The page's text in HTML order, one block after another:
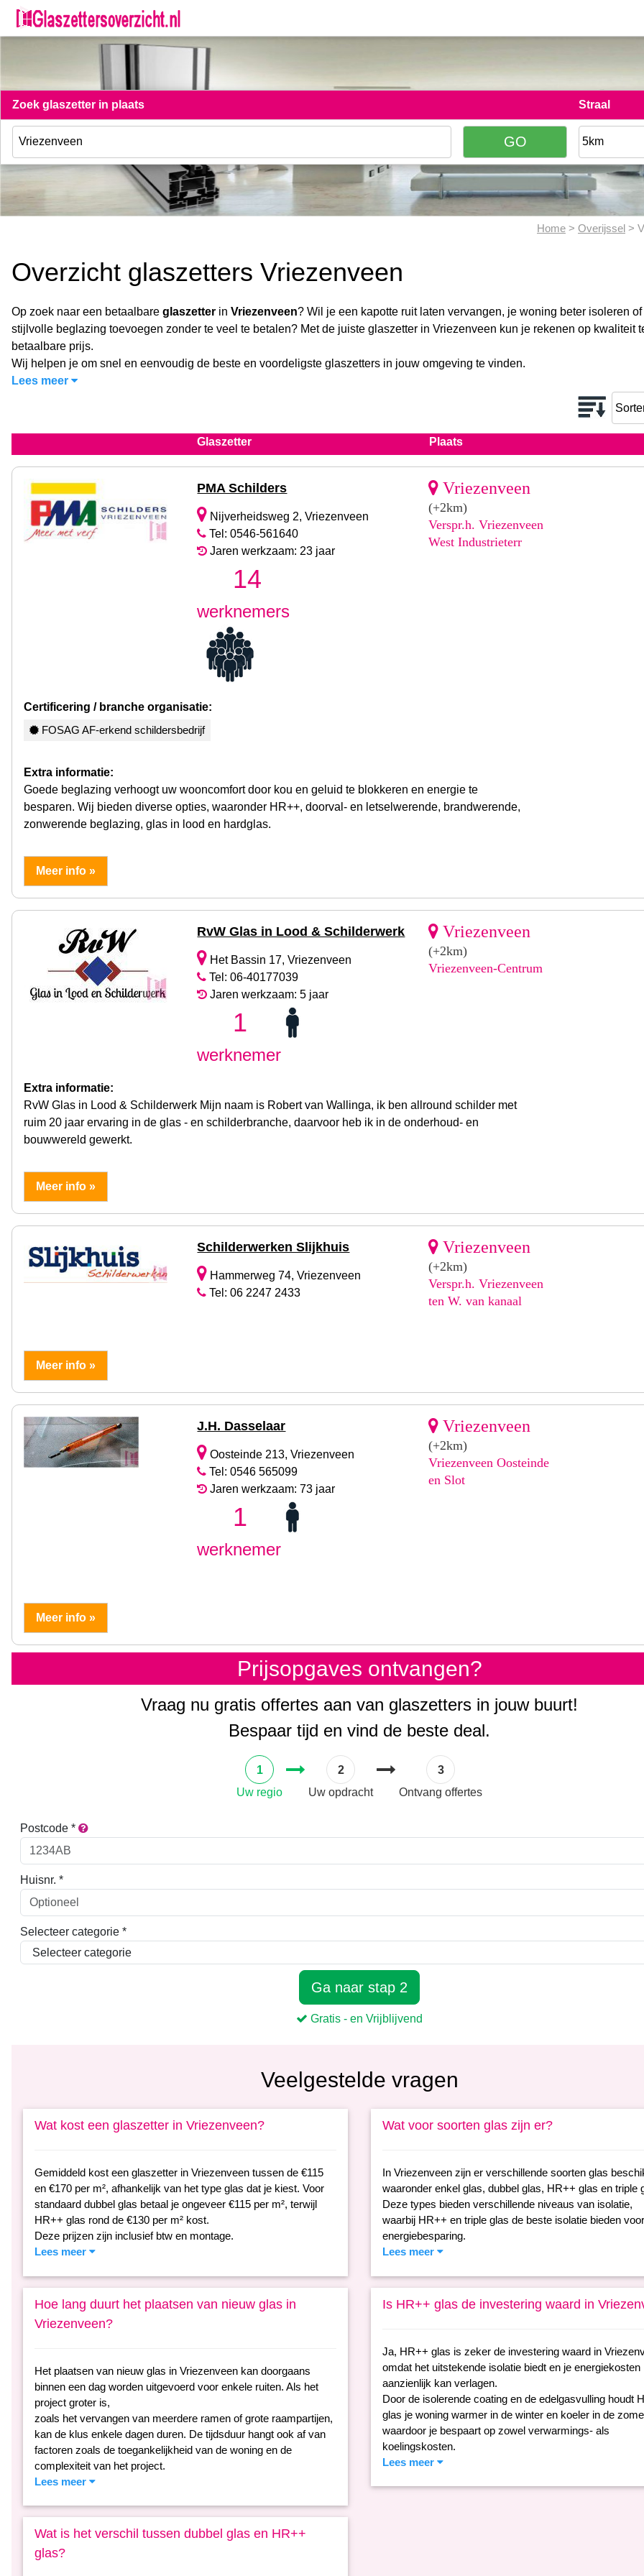
Zoek glaszetter in plaats Straal
Home > Overijssel >
Overzicht glaszetters Vriezenveen
Op zoek naar een betaalbare glaszetter in Vriezenveen? Wil je een kapotte ruit laten vervangen, je woning beter isoleren
stijlvolle beglazing toevoegen zonder te veel te betalen? Met de juiste glaszetter in Vriezenveen kun je rekenen op kwaliteit
betaalbare prijs.
Wij helpen je om snel en eenvoudig de beste en voordeligste glaszetters in jouw omgeving te vinden.
Lees meer
Glaszetter Plaats
PMA Schilders
Nijverheidsweg 2, Vriezenveen
Tel: 0546-561640
Jaren werkzaam: 23 jaar
14
werknemers
Vriezenveen
(+2km)
Verspr.h. Vriezenveen
West Industrieterr
Certificering / branche organisatie:
FOSAG AF-erkend schildersbedrijf
Extra informatie:
Goede beglazing verhoogt uw wooncomfort door kou en geluid te blokkeren en energie te
besparen. Wij bieden diverse opties, waaronder HR++, doorval- en letselwerende, brandwerende,
zonwerende beglazing, glas in lood en hardglas.
Meer info »
RvW Glas in Lood & Schilderwerk
Het Bassin 17, Vriezenveen
Tel: 06-40177039
Jaren werkzaam: 5 jaar
1
werknemer
Vriezenveen
(+2km)
Vriezenveen-Centrum
Extra informatie:
RvW Glas in Lood & Schilderwerk Mijn naam is Robert van Wallinga, ik ben allround schilder met
ruim 20 jaar ervaring in de glas - en schilderbranche, daarvoor heb ik in de onderhoud- en
bouwwereld gewerkt.
Meer info »
Schilderwerken Slijkhuis
Hammerweg 74, Vriezenveen
Tel: 06 2247 2433
Vriezenveen
(+2km)
Verspr.h. Vriezenveen
ten W. van kanaal
Meer info »
J.H. Dasselaar
Oosteinde 213, Vriezenveen
Tel: 0546 565099
Jaren werkzaam: 73 jaar
1
werknemer
Vriezenveen
(+2km)
Vriezenveen Oosteinde
en Slot
Meer info »
Prijsopgaves ontvangen?
Vraag nu gratis offertes aan van glaszetters in jouw buurt!
Bespaar tijd en vind de beste deal.
Veelgestelde vragen
Wat kost een glaszetter in Vriezenveen?
Gemiddeld kost een glaszetter in Vriezenveen tussen de €115
en €170 per m², afhankelijk van het type glas dat je kiest. Voor
standaard dubbel glas betaal je ongeveer €115 per m², terwijl
HR++ glas rond de €130 per m² kost.
Deze prijzen zijn inclusief btw en montage.
Lees meer
Wat voor soorten glas zijn er?
In Vriezenveen zijn er verschillende soorten glas
waaronder enkel glas, dubbel glas, HR++ glas en triple
Deze types bieden verschillende niveaus van isolatie,
waarbij HR++ en triple glas de beste isolatie bieden voor
energiebesparing.
Lees meer
Hoe lang duurt het plaatsen van nieuw glas in
Vriezenveen?
Het plaatsen van nieuw glas in Vriezenveen kan doorgaans
binnen een dag worden uitgevoerd voor enkele ruiten. Als het
project groter is,
zoals het vervangen van meerdere ramen of grote raampartijen,
kan de klus enkele dagen duren. De tijdsduur hangt ook af van
factoren zoals de toegankelijkheid van de woning en de
complexiteit van het project.
Lees meer
Is HR++ glas de investering waard in
Ja, HR++ glas is zeker de investering waard in
omdat het uitstekende isolatie biedt en je energiekosten
aanzienlijk kan verlagen.
Door de isolerende coating en de edelgasvulling houdt
glas je woning warmer in de winter en koeler in de
waardoor je bespaart op zowel verwarmings- als
koelingskosten.
Lees meer
Wat is het verschil tussen dubbel glas en HR++
glas?